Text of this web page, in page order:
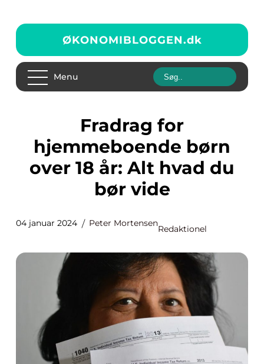
ØKONOMIBLOGGEN.dk
Menu
Fradrag for
hjemmeboende børn
over 18 år: Alt hvad du
bør vide
04 januar 2024 Peter Mortensen
Redaktionel